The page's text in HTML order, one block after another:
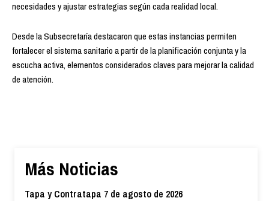
necesidades y ajustar estrategias según cada realidad local.
Desde la Subsecretaría destacaron que estas instancias permiten
fortalecer el sistema sanitario a partir de la planificación conjunta y la
escucha activa, elementos considerados claves para mejorar la calidad
de atención.
Más Noticias
Tapa y Contratapa 7 de agosto de 2026